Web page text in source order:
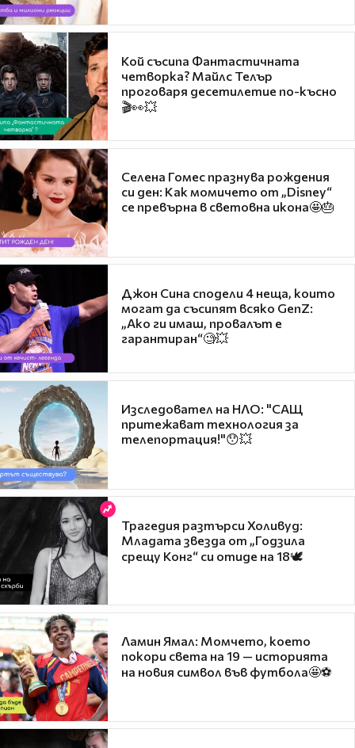
Кой съсипа Фантастичната
четворка? Майлс Телър
проговаря десетилетие по-късно
🎬👀💥
Селена Гомес празнува рождения
си ден: Как момичето от „Disney“
се превърна в световна икона🤩🎂
Джон Сина сподели 4 неща, които
могат да съсипят всяко GenZ:
„Ако ги имаш, провалът е
гарантиран“🧐💥
Изследовател на НЛО: "САЩ
притежават технология за
телепортация!"😯💥
Трагедия разтърси Холивуд:
Младата звезда от „Годзила
срещу Конг“ си отиде на 18🕊️
Ламин Ямал: Момчето, което
покори света на 19 — историята
на новия символ във футбола🤩⚽